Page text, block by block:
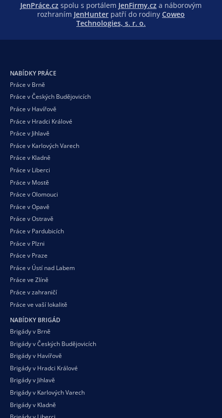
JenPráce.cz spolu s portálem JenFirmy.cz a náborovým
rozhraním JenHunter patří do rodiny Coweo
Technologies, s. r. o.
NABÍDKY PRÁCE
Práce v Brně
Práce v Českých Budějovicích
Práce v Havířově
Práce v Hradci Králové
Práce v Jihlavě
Práce v Karlových Varech
Práce v Kladně
Práce v Liberci
Práce v Mostě
Práce v Olomouci
Práce v Opavě
Práce v Ostravě
Práce v Pardubicích
Práce v Plzni
Práce v Praze
Práce v Ústí nad Labem
Práce ve Zlíně
Práce v zahraničí
Práce ve vaší lokalitě
NABÍDKY BRIGÁD
Brigády v Brně
Brigády v Českých Budějovicích
Brigády v Havířově
Brigády v Hradci Králové
Brigády v Jihlavě
Brigády v Karlových Varech
Brigády v Kladně